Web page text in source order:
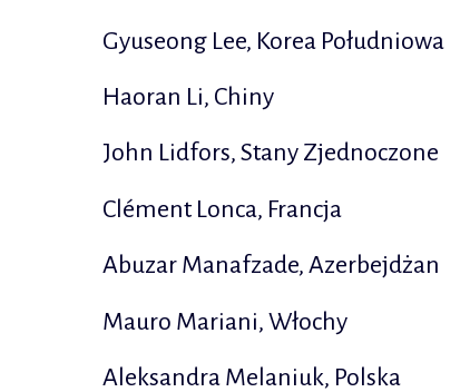
Gyuseong Lee, Korea Południowa
Haoran Li, Chiny
John Lidfors, Stany Zjednoczone
Clément Lonca, Francja
Abuzar Manafzade, Azerbejdżan
Mauro Mariani, Włochy
Aleksandra Melaniuk, Polska